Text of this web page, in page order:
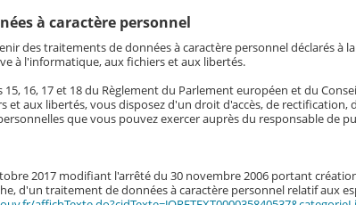
à caractère personnel
des traitements de données à caractère personnel déclarés à
à l'informatique, aux fichiers et aux libertés.
16, 17 et 18 du Règlement du Parlement européen et du
et aux libertés, vous disposez d'un droit d'accès, de
que vous pouvez exercer auprès du responsable de
2017 modifiant l'arrêté du 30 novembre 2006 portant
d'un traitement de données à caractère personnel relatif aux